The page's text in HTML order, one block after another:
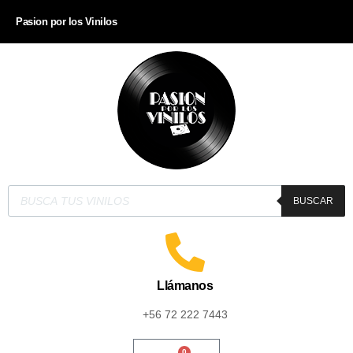
Pasion por los Vinilos
BUSCAR
Llámanos
+56 72 222 7443